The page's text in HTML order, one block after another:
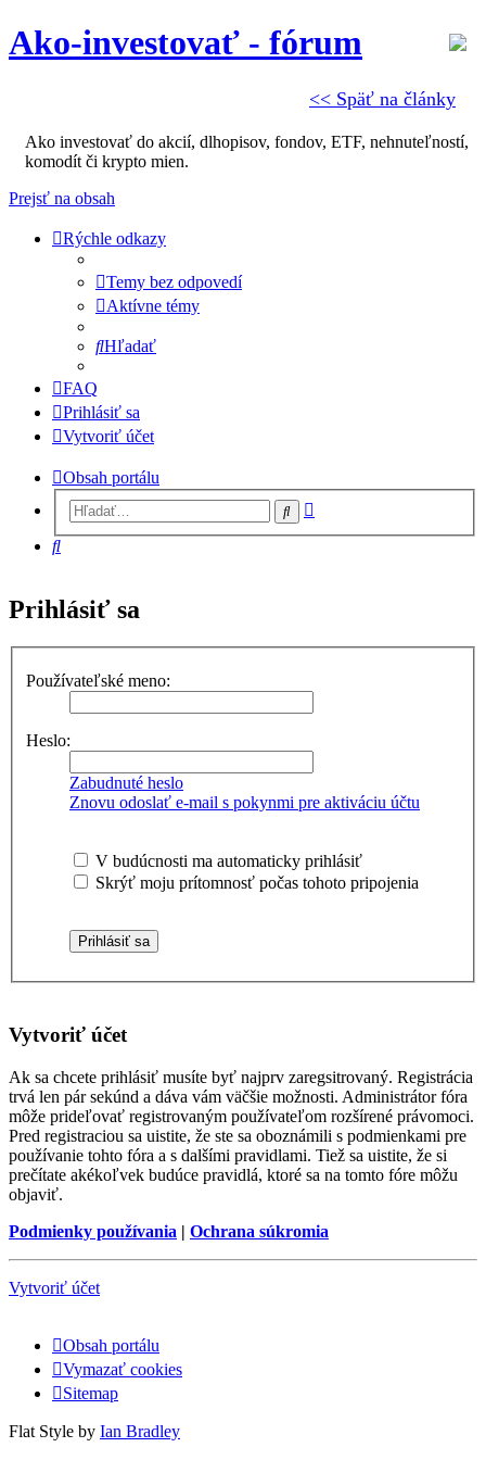
<< Späť na články
Ako-investovať - fórum
Ako investovať do akcií, dlhopisov, fondov, ETF, nehnuteľností,
komodít či krypto mien.
Prejsť na obsah
Rýchle odkazy
Temy bez odpovedí
Aktívne témy
Hľadať
FAQ
Prihlásiť sa
Vytvoriť účet
Obsah portálu
Hľadať
Hľadať
Prihlásiť sa
Používateľské meno:
Heslo:
Zabudnuté heslo
Znovu odoslať e-mail s pokynmi pre aktiváciu účtu
V budúcnosti ma automaticky prihlásiť
Skrýť moju prítomnosť počas tohoto pripojenia
Vytvoriť účet
Ak sa chcete prihlásiť musíte byť najprv zaregsitrovaný. Registrácia
trvá len pár sekúnd a dáva vám väčšie možnosti. Administrátor fóra
môže prideľovať registrovaným používateľom rozšírené právomoci.
Pred registraciou sa uistite, že ste sa oboznámili s podmienkami pre
používanie tohto fóra a s dalšími pravidlami. Tiež sa uistite, že si
prečítate akékoľvek budúce pravidlá, ktoré sa na tomto fóre môžu
objaviť.
Podmienky používania | Ochrana súkromia
Vytvoriť účet
Obsah portálu
Vymazať cookies
Sitemap
Flat Style by Ian Bradley